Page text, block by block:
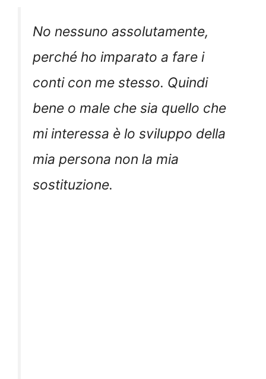
No nessuno assolutamente,
perché ho imparato a fare i
conti con me stesso. Quindi
bene o male che sia quello che
mi interessa è lo sviluppo della
mia persona non la mia
sostituzione.